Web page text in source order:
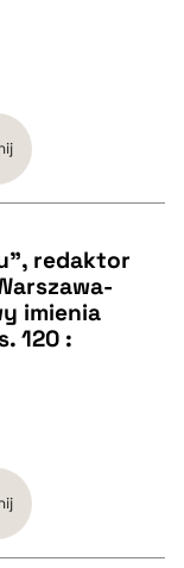
redaktor
imienia
120 :